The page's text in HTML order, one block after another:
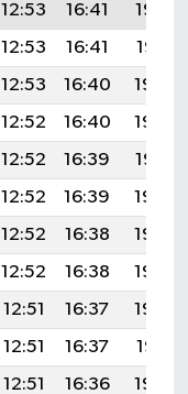
12:53 16:41
19:52
12:53 16:41
19:51
12:53 16:40
19:50
12:52 16:40
19:49
12:52 16:39
19:47
12:52 16:39
19:46
12:52 16:38
19:45
12:52 16:38
19:44
12:51 16:37
19:42
12:51 16:37
19:41
12:51 16:36
19:40